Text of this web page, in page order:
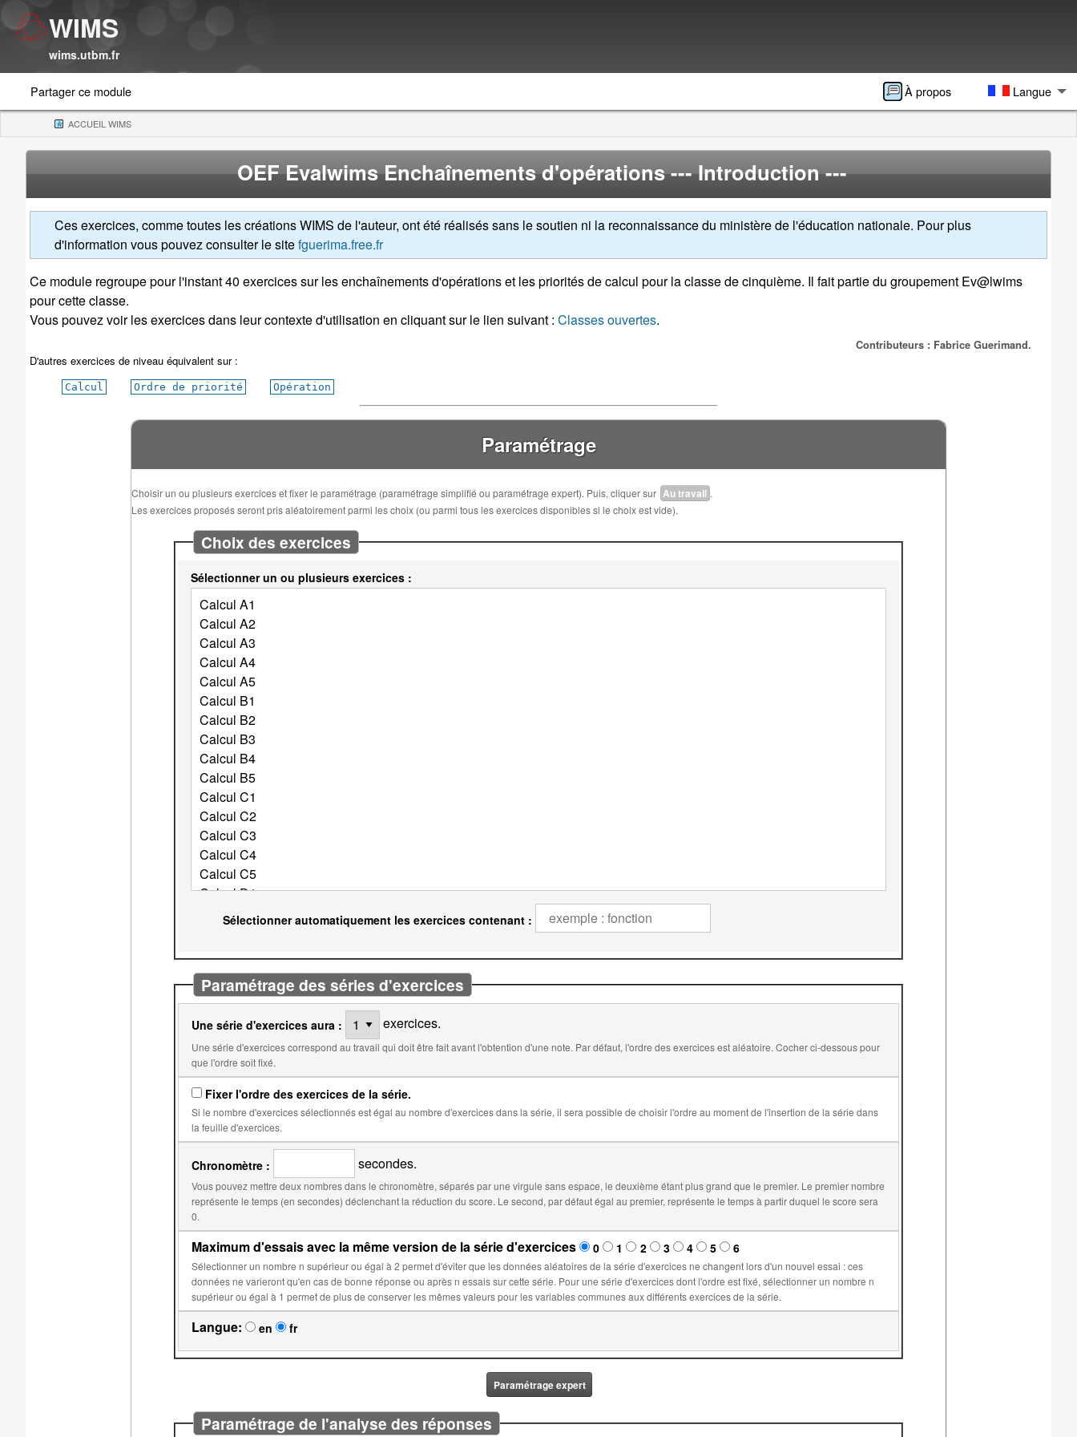
WIMS
wims.utbm.fr
Partager ce module À propos Langue
ACCUEIL WIMS(CURRENT)
OEF Evalwims Enchaînements d'opérations--- Introduction ---
Ces exercices, comme toutes les créations WIMS de l'auteur, ont été réalisés sans le soutien ni la reconnaissance du ministère de l'éducation nationale. Pour plus
d'information vous pouvez consulter le sitefguerima.free.fr
Ce module regroupe pour l'instant 40 exercices sur les enchaînements d'opérations et les priorités de calcul pour la classe de cinquième. Il fait partie du groupement Ev@lwims
pour cette classe.
Vous pouvez voir les exercices dans leur contexte d'utilisation en cliquant sur le lien suivant : Classes ouvertes.
Contributeurs : Fabrice Guerimand.
D'autres exercices de niveau équivalent sur :
Calcul Ordre de priorité Opération
Paramétrage
Choisir un ou plusieurs exercices et fixer le paramétrage (paramétrage simplifié ou paramétrage expert). Puis, cliquer sur Au travail .
Les exercices proposés seront pris aléatoirement parmi les choix (ou parmi tous les exercices disponibles si le choix est vide).
Choix des exercices
Sélectionner un ou plusieurs exercices :
Sélectionner automatiquement les exercices contenant :
Paramétrage des séries d'exercices
Une série d'exercices aura : exercices.
Une série d'exercices correspond au travail qui doit être fait avant l'obtention d'une note. Par défaut, l'ordre des exercices est aléatoire. Cocher ci-dessous pour
que l'ordre soit fixé.
Fixer l'ordre des exercices de la série.
Si le nombre d'exercices sélectionnés est égal au nombre d'exercices dans la série, il sera possible de choisir l'ordre au moment de l'insertion de la série dans
la feuille d'exercices.
Chronomètre : secondes.
Vous pouvez mettre deux nombres dans le chronomètre, séparés par une virgule sans espace, le deuxième étant plus grand que le premier. Le premier nombre
représente le temps (en secondes) déclenchant la réduction du score. Le second, par défaut égal au premier, représente le temps à partir duquel le score sera
0.
Maximum d'essais avec la même version de la série d'exercices 0 1 2 3 4 5 6
Sélectionner un nombre n supérieur ou égal à 2 permet d'éviter que les données aléatoires de la série d'exercices ne changent lors d'un nouvel essai : ces
données ne varieront qu'en cas de bonne réponse ou après n essais sur cette série. Pour une série d'exercices dont l'ordre est fixé, sélectionner un nombre n
supérieur ou égal à 1 permet de plus de conserver les mêmes valeurs pour les variables communes aux différents exercices de la série.
Langue: en fr
Paramétrage expert
Paramétrage de l'analyse des réponses